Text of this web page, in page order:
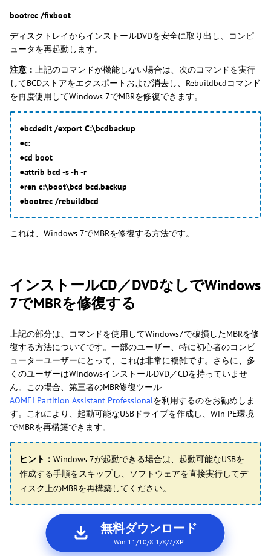
bootrec /fixboot
ディスクトレイからインストールDVDを安全に取り出し、コンピ
ュータを再起動します。
注意： 上記のコマンドが機能しない場合は、次のコマンドを実行
してBCDストアをエクスポートおよび消去し、Rebuildbcdコマンド
を再度使用してWindows 7でMBRを修復できます。
●bcdedit /export C:\bcdbackup
●c:
●cd boot
●attrib bcd -s -h -r
●ren c:\boot\bcd bcd.backup
●bootrec /rebuildbcd
これは、Windows 7でMBRを修復する方法です。
インストールCD／DVDなしでWindows
7でMBRを修復する
上記の部分は、コマンドを使用してWindows7で破損したMBRを修
復する方法についてです。一部のユーザー、特に初心者のコンピ
ューターユーザーにとって、これは非常に複雑です。さらに、多
くのユーザーはWindowsインストールDVD／CDを持っていませ
ん。この場合、第三者のMBR修復ツール
AOMEI Partition Assistant Professionalを利用するのをお勧めしま
す。これにより、起動可能なUSBドライブを作成し、Win PE環境
でMBRを再構築できます。
ヒント： Windows 7が起動できる場合は、起動可能なUSBを
作成する手順をスキップし、ソフトウェアを直接実行してデ
ィスク上のMBRを再構築してください。
無料ダウンロード
Win 11/10/8.1/8/7/XP